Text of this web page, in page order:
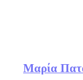
Mαρία